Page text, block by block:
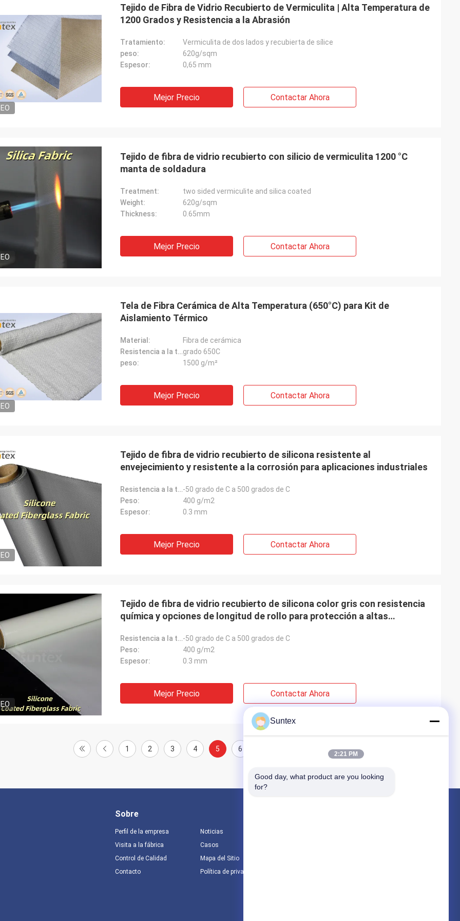
Tejido de Fibra de Vidrio Recubierto de Vermiculita | Alta Temperatura de
1200 Grados y Resistencia a la Abrasión
Tratamiento:
Vermiculita de dos lados y recubierta de sílice
peso:
620g/sqm
Espesor:
0,65 mm
Mejor Precio Contactar Ahora
Tejido de fibra de vidrio recubierto con silicio de vermiculita 1200 °C
manta de soldadura
Treatment:
two sided vermiculite and silica coated
Weight:
620g/sqm
Thickness:
0.65mm
Mejor Precio Contactar Ahora
Tela de Fibra Cerámica de Alta Temperatura (650°C) para Kit de
Aislamiento Térmico
Material:
Fibra de cerámica
Resistencia a la temperatura:grado 650C
peso:
1500 g/m²
Mejor Precio Contactar Ahora
Tejido de fibra de vidrio recubierto de silicona resistente al
envejecimiento y resistente a la corrosión para aplicaciones industriales
Resistencia a la temperatura:-50 grado de C a 500 grados de C
Peso:
400 g/m2
Espesor:
0.3 mm
Mejor Precio Contactar Ahora
Tejido de fibra de vidrio recubierto de silicona color gris con resistencia
química y opciones de longitud de rollo para protección a altas
Resistencia a la temperatura:-50 grado de C a 500 grados de C
Peso:
400 g/m2
Espesor:
0.3 mm
Mejor Precio Contactar Ahora
1 2 3 4 5 6
Sobre
Perfil de la empresa
Visita a la fábrica
Control de Calidad
Contacto
Noticias
Casos
Mapa del Sitio
Política de privacidad
Suntex
2:21 PM
Good day, what product are you looking
for?